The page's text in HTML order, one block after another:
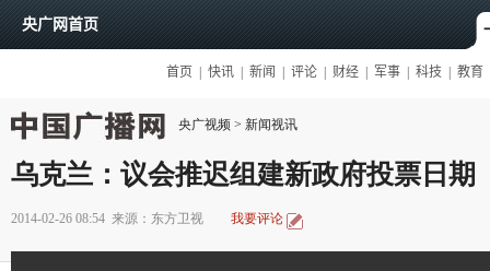
央广视频 > 新闻视讯
乌克兰：议会推迟组建新政府投票日期
2014-02-26 08:54 来源：东方卫视 我要评论